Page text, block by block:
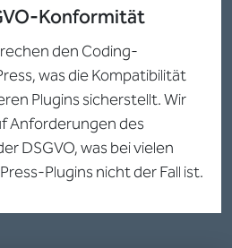
Konformität
den Coding-
was die Kompatibilität
Plugins sicherstellt. Wir
Anforderungen des
DSGVO, was bei vielen
Plugins nicht der Fall ist.